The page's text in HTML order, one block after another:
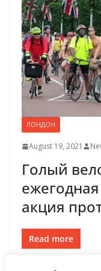
ЛОНДОН
August 19, 2021
Голый
акция
Read more